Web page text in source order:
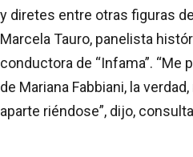
y diretes entre otras figuras
Marcela Tauro, panelista
conductora de “Infama”. “Me
de Mariana Fabbiani, la
aparte riéndose”, dijo,